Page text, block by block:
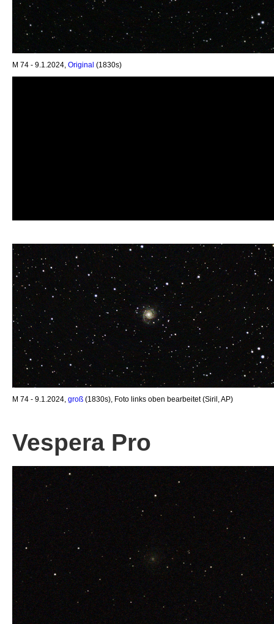
M 74 - 9.1.2024, Original (1830s)
M 74 - 9.1.2024, groß (1830s), Foto links oben bearbeitet (Siril, AP)
Vespera Pro